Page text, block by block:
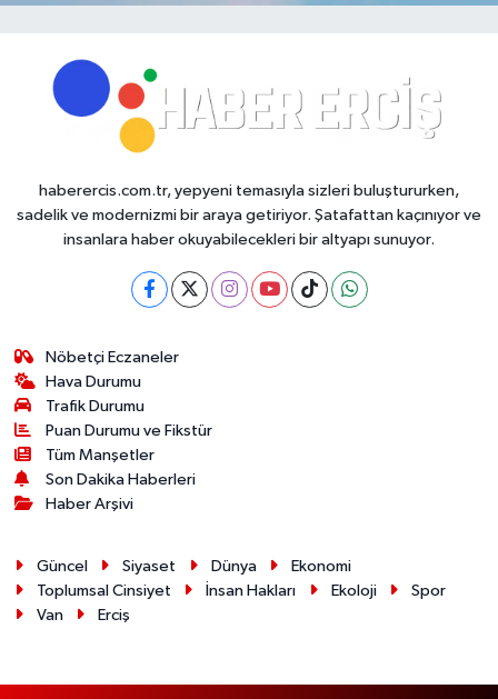
haberercis.com.tr, yepyeni temasıyla sizleri buluştururken,
sadelik ve modernizmi bir araya getiriyor. Şatafattan kaçınıyor ve
insanlara haber okuyabilecekleri bir altyapı sunuyor.
Nöbetçi Eczaneler
Hava Durumu
Trafik Durumu
Puan Durumu ve Fikstür
Tüm Manşetler
Son Dakika Haberleri
Haber Arşivi
Güncel Siyaset Dünya
Ekonomi
Toplumsal Cinsiyet
İnsan Hakları Ekoloji
Spor
Van
Erciş